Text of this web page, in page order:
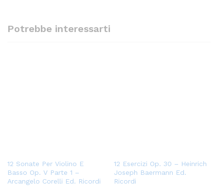
Potrebbe interessarti
12 Sonate Per Violino E
Basso Op. V Parte 1 –
Arcangelo Corelli Ed. Ricordi
12 Esercizi Op. 30 – Heinrich
Joseph Baermann Ed.
Ricordi